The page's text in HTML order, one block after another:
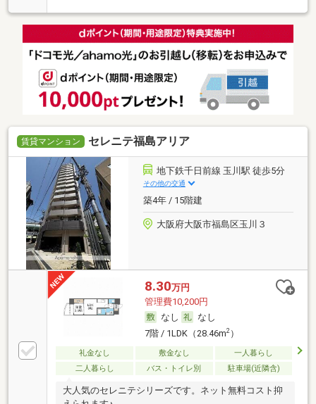
賃貸マンション セレニテ福島アリア
地下鉄千日前線 玉川駅 徒歩5分
その他の交通
築4年 / 15階建
大阪府大阪市福島区玉川３
8.30万円
管理費10,200円
なし
なし
7階 / 1LDK（28.46m2）
礼金なし 敷金なし
一人暮らし
二人暮らし
バス・トイレ別 駐車場(近隣含)
大人気のセレニテシリーズです。ネット無料コスト抑